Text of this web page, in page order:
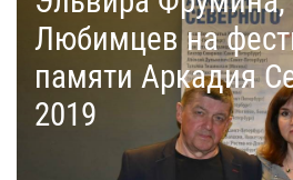
Любимцев на
памяти Аркадия
2019